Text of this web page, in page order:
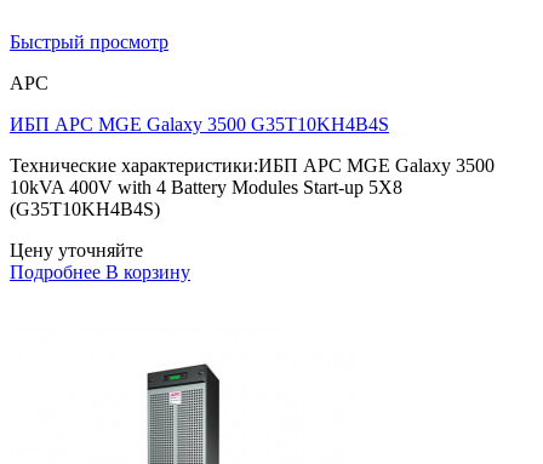
Быстрый просмотр
APC
ИБП APC MGE Galaxy 3500 G35T10KH4B4S
Технические характеристики:ИБП APC MGE Galaxy 3500
10kVA 400V with 4 Battery Modules Start-up 5X8
(G35T10KH4B4S)
Цену уточняйте
Подробнее В корзину